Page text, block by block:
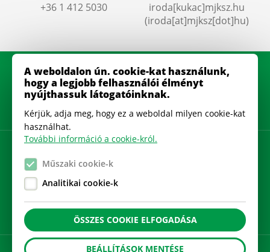
+36 1 412 5030
iroda[kukac]mjksz.hu
(iroda[at]mjksz[dot]hu)
Gyakran Ismételt Kérdések
Cookie beállítások
A weboldalon ún. cookie-kat használunk,
hogy a legjobb felhasználói élményt
nyújthassuk látogatóinknak.
Kérjük, adja meg, hogy ez a weboldal milyen cookie-kat
használhat.
További információ a cookie-król.
Műszaki cookie-k
Analitikai cookie-k
BEÁLLÍTÁSOK MENTÉSE
ÖSSZES COOKIE ELFOGADÁSA